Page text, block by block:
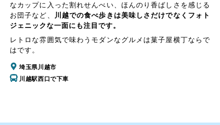
なカップに入った割れせんべい、ほんのり香ばしさを感じる
お団子など、
川越での食べ歩きは美味しさだけでなくフォト
ジェニックな一面にも注目です。
レトロな雰囲気で味わうモダンなグルメは菓子屋横丁ならで
はです。
埼玉県川越市
川越駅西口で下車